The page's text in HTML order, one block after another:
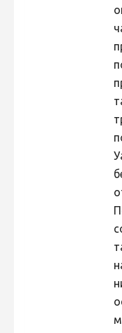
Hiite
Hiite
Hiite
Hiite
Hiite